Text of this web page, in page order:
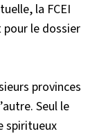
la FCEI
le dossier
provinces
Seul le
spiritueux